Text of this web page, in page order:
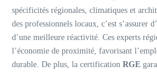
spécificités régionales, climatiques et
des professionnels locaux, c’est s’assurer
d’une meilleure réactivité. Ces experts
l’économie de proximité, favorisant
durable. De plus, la certification RGE